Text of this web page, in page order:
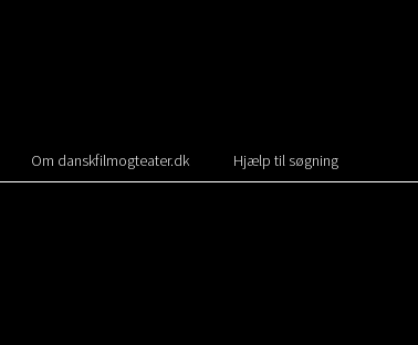
Om danskfilmogteater.dk Hjælp til søgning